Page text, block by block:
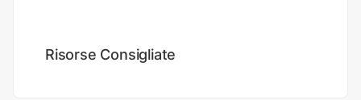
Risorse Consigliate